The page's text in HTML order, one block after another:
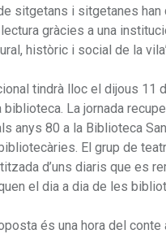
sitgetans i sitgetanes han
gràcies a una
històric i social de la
tindrà lloc el dijous 11
biblioteca. La jornada
anys 80 a la Biblioteca
El grup de
d’uns diaris que es
el dia a dia de les
és una hora del conte